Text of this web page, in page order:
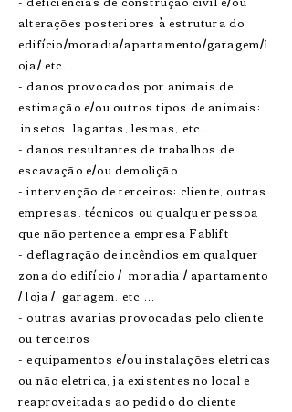
alterações posteriores à estrutura do
edifício/moradia/apartamento/garagem/l
oja/ etc...
- danos provocados por animais de
estimação e/ou outros tipos de animais:
insetos, lagartas, lesmas, etc...
- danos resultantes de trabalhos de
escavação e/ou demolição
- intervenção de terceiros: cliente, outras
empresas, técnicos ou qualquer pessoa
que não pertence a empresa Fablift
- deflagração de incêndios em qualquer
zona do edifício / moradia / apartamento
/ loja / garagem, etc....
​- outras avarias provocadas pelo cliente
ou terceiros
- equipamentos e/ou instalações eletricas
ou não eletrica, ja existentes no local e
reaproveitadas ao pedido do cliente